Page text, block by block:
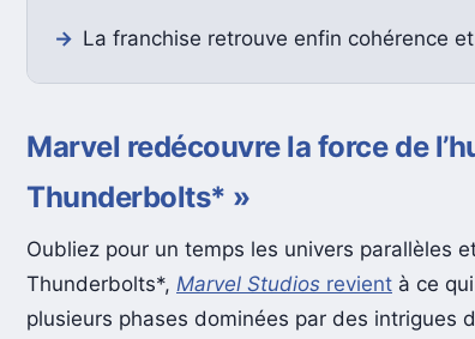
La franchise retrouve enfin cohérence
Marvel redécouvre la force de
Thunderbolts* »
Oubliez pour un temps les univers parallèles
Thunderbolts*, Marvel Studios revient à ce
plusieurs phases dominées par des intrigues